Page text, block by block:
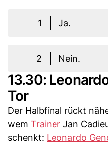
1 Ja.
2 Nein.
13.30:
Tor
Der Halbfinal rückt
wem Trainer Jan
schenkt: Leonardo